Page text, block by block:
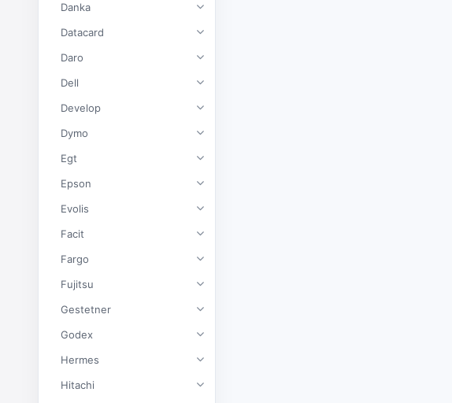
Danka
Datacard
Daro
Dell
Develop
Dymo
Egt
Epson
Evolis
Facit
Fargo
Fujitsu
Gestetner
Godex
Hermes
Hitachi